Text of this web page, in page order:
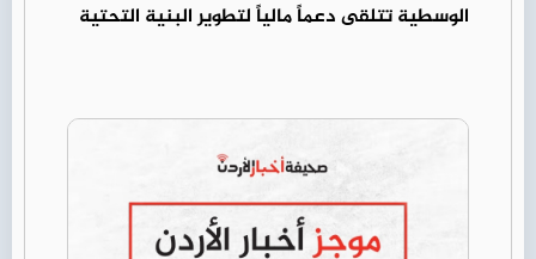
الوسطية تتلقى دعماً مالياً لتطوير البنية التحتية